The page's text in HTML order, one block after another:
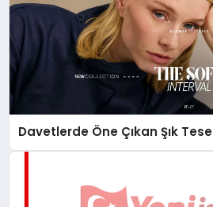
Davetlerde Öne Çıkan Şık